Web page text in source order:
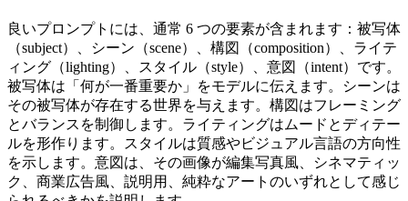
良いプロンプトには、通常 6 つの要素が含まれます：被写体
（subject）、シーン（scene）、構図（composition）、ライテ
ィング（lighting）、スタイル（style）、意図（intent）です。
被写体は「何が一番重要か」をモデルに伝えます。シーンは
その被写体が存在する世界を与えます。構図はフレーミング
とバランスを制御します。ライティングはムードとディテー
ルを形作ります。スタイルは質感やビジュアル言語の方向性
を示します。意図は、その画像が編集写真風、シネマティッ
ク、商業広告風、説明用、純粋なアートのいずれとして感じ